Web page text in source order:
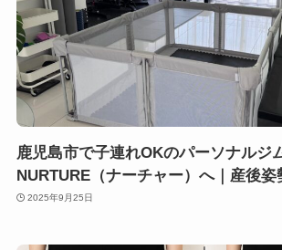
鹿児島市で子連れOKのパーソナルジ
NURTURE（ナーチャー）へ｜産後姿
2025年9月25日